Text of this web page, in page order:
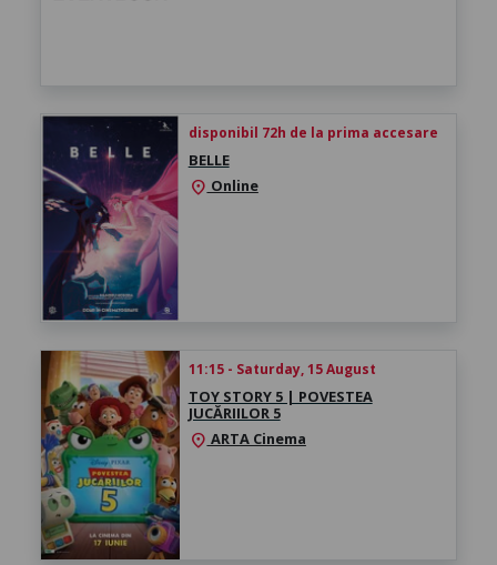
disponibil 72h de la prima accesare
BELLE
location_on Online
11:15 - Saturday, 15 August
TOY STORY 5 | POVESTEA
JUCĂRIILOR 5
location_onARTA Cinema